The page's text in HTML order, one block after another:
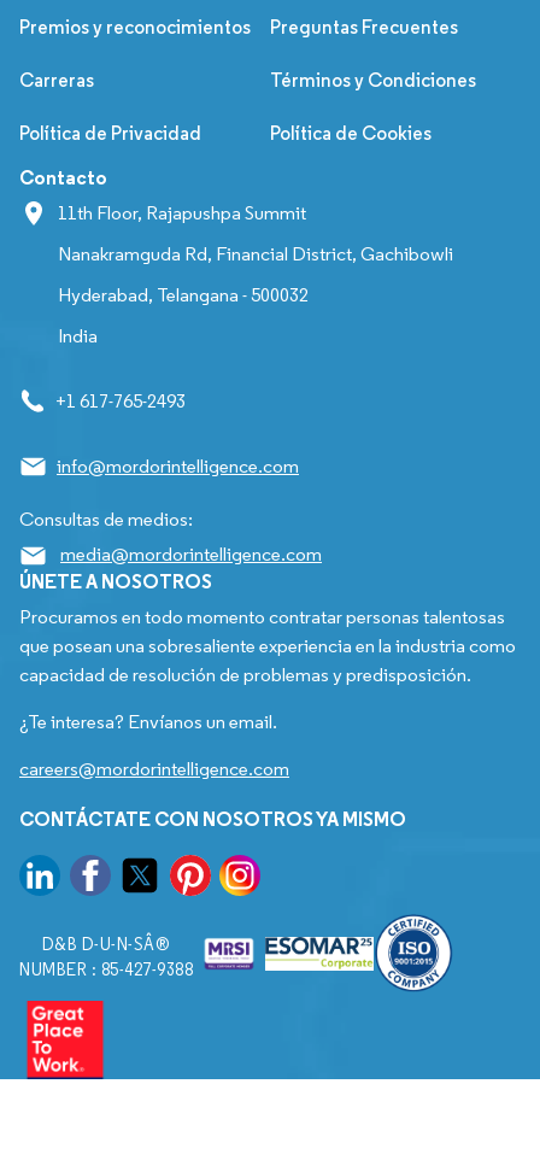
Premios y reconocimientos Preguntas Frecuentes
Carreras Términos y Condiciones
Política de Privacidad Política de Cookies
Contacto
11th Floor, Rajapushpa Summit
Nanakramguda Rd, Financial District, Gachibowli
Hyderabad, Telangana - 500032
India
+1 617-765-2493
info@mordorintelligence.com
Consultas de medios:
media@mordorintelligence.com
ÚNETE A NOSOTROS
Procuramos en todo momento contratar personas talentosas
que posean una sobresaliente experiencia en la industria como
capacidad de resolución de problemas y predisposición.
¿Te interesa? Envíanos un email.
careers@mordorintelligence.com
CONTÁCTATE CON NOSOTROS YA MISMO
D&B D-U-N-SÂ®
NUMBER : 85-427-9388